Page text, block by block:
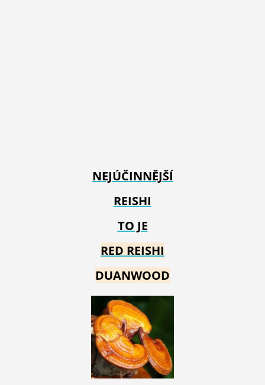
NEJÚČINNĚJŠÍ
REISHI
TO JE
RED REISHI
DUANWOOD